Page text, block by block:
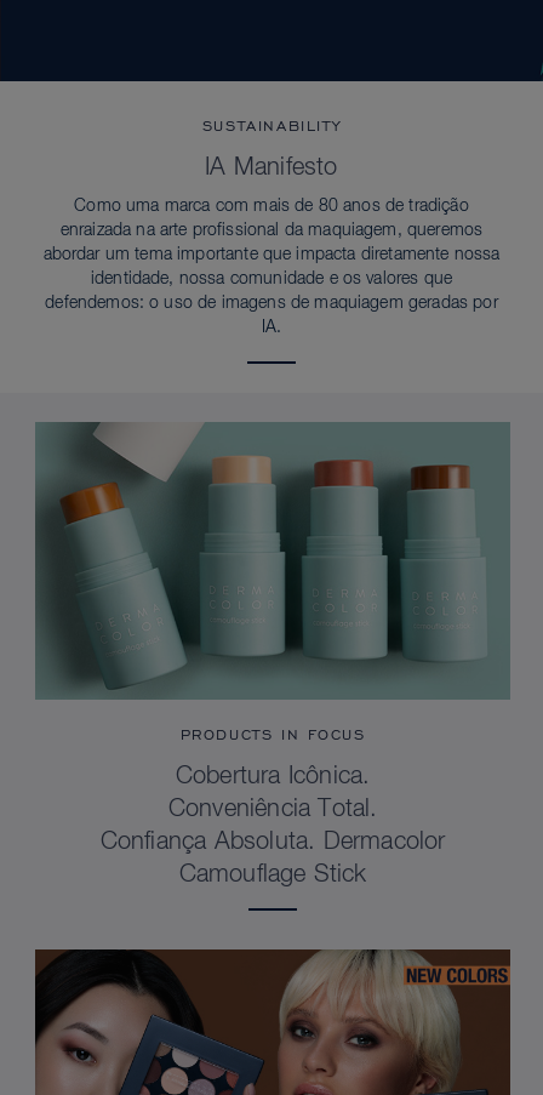
SUSTAINABILITY
IA Manifesto
Como uma marca com mais de 80 anos de tradição
enraizada na arte profissional da maquiagem, queremos
abordar um tema importante que impacta diretamente nossa
identidade, nossa comunidade e os valores que
defendemos: o uso de imagens de maquiagem geradas por
IA.
PRODUCTS IN FOCUS
Cobertura Icônica.
Conveniência Total.
Confiança Absoluta. Dermacolor
Camouflage Stick